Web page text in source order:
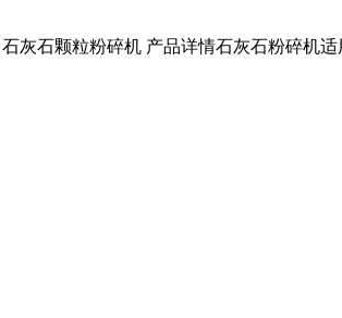
灰石颗粒粉碎机 产品详情石灰石粉碎机